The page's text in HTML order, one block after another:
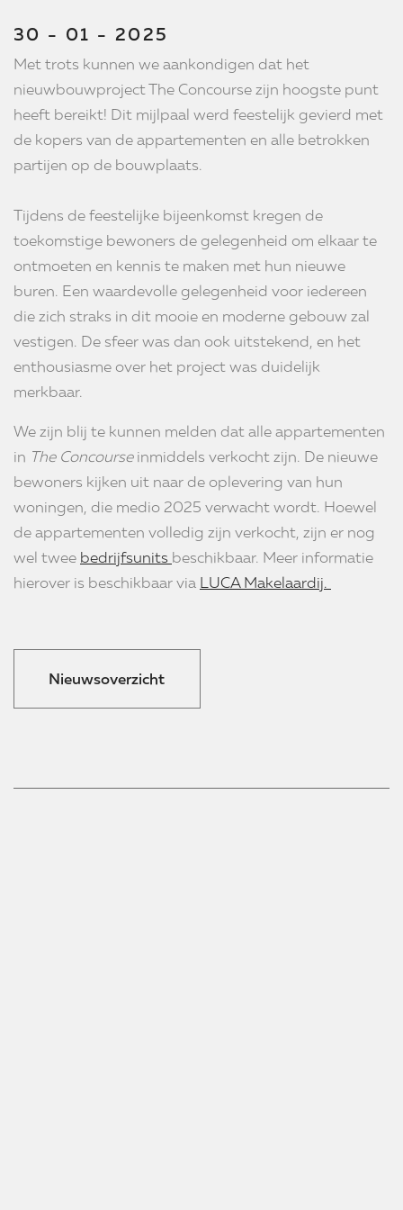
30 - 01 - 2025
Met trots kunnen we aankondigen dat het
nieuwbouwproject The Concourse zijn hoogste punt
heeft bereikt! Dit mijlpaal werd feestelijk gevierd met
de kopers van de appartementen en alle betrokken
partijen op de bouwplaats.
Tijdens de feestelijke bijeenkomst kregen de
toekomstige bewoners de gelegenheid om elkaar te
ontmoeten en kennis te maken met hun nieuwe
buren. Een waardevolle gelegenheid voor iedereen
die zich straks in dit mooie en moderne gebouw zal
vestigen. De sfeer was dan ook uitstekend, en het
enthousiasme over het project was duidelijk
merkbaar.
We zijn blij te kunnen melden dat alle appartementen
in The Concourseinmiddels verkocht zijn. De nieuwe
bewoners kijken uit naar de oplevering van hun
woningen, die medio 2025 verwacht wordt. Hoewel
de appartementen volledig zijn verkocht, zijn er nog
wel twee bedrijfsunits beschikbaar. Meer informatie
hierover is beschikbaar via LUCA Makelaardij.
Nieuwsoverzicht